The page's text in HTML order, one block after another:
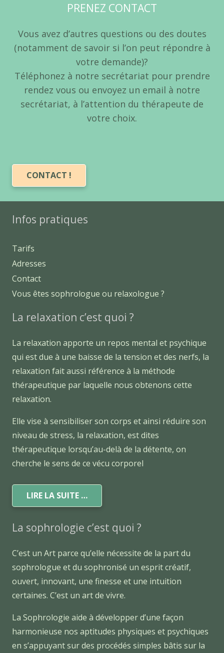
PRENEZ CONTACT
Vous avez d’autres questions ou des doutes
(notamment de savoir si l’on peut répondre à
votre demande)?
Téléphonez à notre secrétariat pour prendre
rendez vous ou envoyez un email à notre
secrétariat, à l’attention du thérapeute de
votre choix.
CONTACT !
Infos pratiques
Tarifs
Adresses
Contact
Vous êtes sophrologue ou relaxologue ?
La relaxation c’est quoi ?
La relaxation apporte un repos mental et psychique
qui est due à une baisse de la tension et des nerfs, la
relaxation fait aussi référence à la méthode
thérapeutique par laquelle nous obtenons cette
relaxation.
Elle vise à sensibiliser son corps et ainsi réduire son
niveau de stress, la relaxation, est dites
thérapeutique lorsqu’au-delà de la détente, on
cherche le sens de ce vécu corporel
LIRE LA SUITE …
La sophrologie c’est quoi ?
C’est un Art parce qu’elle nécessite de la part du
sophrologue et du sophronisé un esprit créatif,
ouvert, innovant, une finesse et une intuition
certaines. C’est un art de vivre.
La Sophrologie aide à développer d’une façon
harmonieuse nos aptitudes physiques et psychiques
en s’appuyant sur des procédés simples bâtis sur la